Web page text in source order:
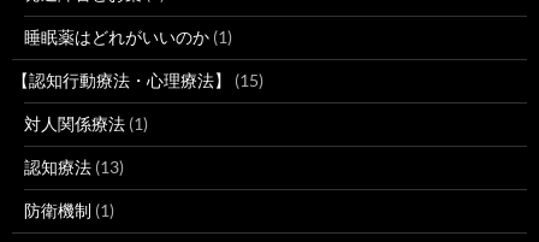
睡眠薬はどれがいいのか (1)
【認知行動療法・心理療法】 (15)
対人関係療法 (1)
認知療法 (13)
防衛機制 (1)